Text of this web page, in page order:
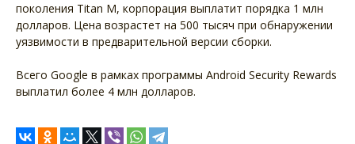
поколения Titan M, корпорация выплатит порядка 1 млн
долларов. Цена возрастет на 500 тысяч при обнаружении
уязвимости в предварительной версии сборки.
Всего Google в рамках программы Android Security Rewards
выплатил более 4 млн долларов.